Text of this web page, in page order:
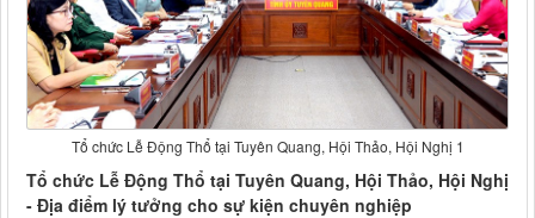
Tổ chức Lễ Động Thổ tại Tuyên Quang, Hội Thảo, Hội Nghị 1
Tổ chức Lễ Động Thổ tại Tuyên Quang, Hội Thảo, Hội Nghị
- Địa điểm lý tưởng cho sự kiện chuyên nghiệp